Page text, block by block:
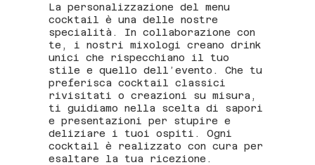
La personalizzazione del menu
cocktail è una delle nostre
specialità. In collaborazione con
te, i nostri mixologi creano drink
unici che rispecchiano il tuo
stile e quello dell’evento. Che tu
preferisca cocktail classici
rivisitati o creazioni su misura,
ti guidiamo nella scelta di sapori
e presentazioni per stupire e
deliziare i tuoi ospiti. Ogni
cocktail è realizzato con cura per
esaltare la tua ricezione.